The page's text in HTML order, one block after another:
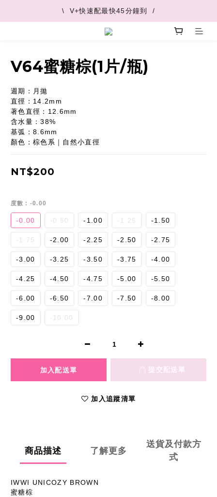
\  V+快速配最快45分鐘到  /
\  V+快速配最快45分鐘到  /
\  推薦好友 領取購物金  /
V64蜜糖棕(1片/瓶)
週期：月拋
直徑：14.2mm
著色直徑：12.6mm
含水量：38%
基弧：8.6mm
顏色：棕色系｜自然小直徑
NT$200
度數 : -0.00
-0.00 -0.50 -1.00 -1.25 -1.50
-1.75 -2.00 -2.25 -2.50 -2.75
-3.00 -3.25 -3.50 -3.75 -4.00
-4.25 -4.50 -4.75 -5.00 -5.50
-6.00 -6.50 -7.00 -7.50 -8.00
-9.00 -10.00
加入追蹤清單
商品描述 了解更多
送貨及付款方
式
IWWI UNICOZY BROWN
蜜糖棕